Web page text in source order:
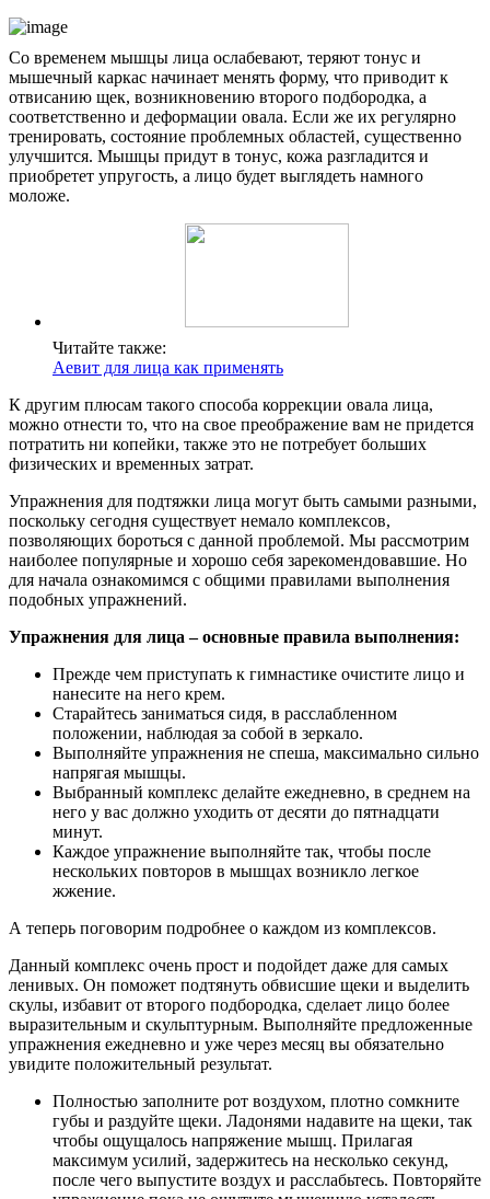
Со временем мышцы лица ослабевают, теряют тонус и
мышечный каркас начинает менять форму, что приводит к
отвисанию щек, возникновению второго подбородка, а
соответственно и деформации овала. Если же их регулярно
тренировать, состояние проблемных областей, существенно
улучшится. Мышцы придут в тонус, кожа разгладится и
приобретет упругость, а лицо будет выглядеть намного
моложе.
Читайте также:
Аевит для лица как применять
К другим плюсам такого способа коррекции овала лица,
можно отнести то, что на свое преображение вам не придется
потратить ни копейки, также это не потребует больших
физических и временных затрат.
Упражнения для подтяжки лица могут быть самыми разными,
поскольку сегодня существует немало комплексов,
позволяющих бороться с данной проблемой. Мы рассмотрим
наиболее популярные и хорошо себя зарекомендовавшие. Но
для начала ознакомимся с общими правилами выполнения
подобных упражнений.
Упражнения для лица – основные правила выполнения:
Прежде чем приступать к гимнастике очистите лицо и
нанесите на него крем.
Старайтесь заниматься сидя, в расслабленном
положении, наблюдая за собой в зеркало.
Выполняйте упражнения не спеша, максимально сильно
напрягая мышцы.
Выбранный комплекс делайте ежедневно, в среднем на
него у вас должно уходить от десяти до пятнадцати
минут.
Каждое упражнение выполняйте так, чтобы после
нескольких повторов в мышцах возникло легкое
жжение.
А теперь поговорим подробнее о каждом из комплексов.
Данный комплекс очень прост и подойдет даже для самых
ленивых. Он поможет подтянуть обвисшие щеки и выделить
скулы, избавит от второго подбородка, сделает лицо более
выразительным и скульптурным. Выполняйте предложенные
упражнения ежедневно и уже через месяц вы обязательно
увидите положительный результат.
Полностью заполните рот воздухом, плотно сомкните
губы и раздуйте щеки. Ладонями надавите на щеки, так
чтобы ощущалось напряжение мышц. Прилагая
максимум усилий, задержитесь на несколько секунд,
после чего выпустите воздух и расслабьтесь. Повторяйте